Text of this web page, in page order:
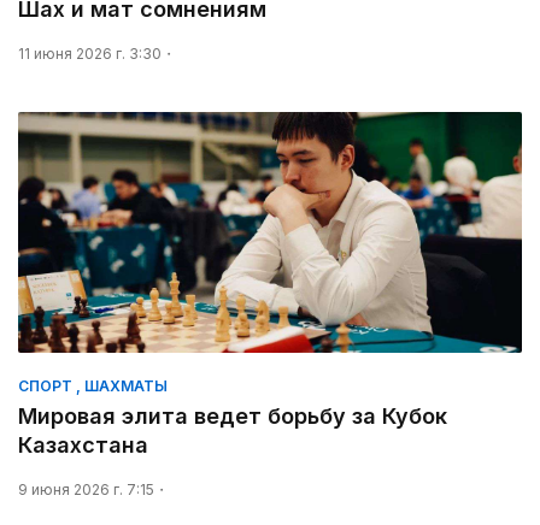
Шах и мат сомнениям
11 июня 2026 г. 3:30
СПОРТ , ШАХМАТЫ
Мировая элита ведет борьбу за Кубок
Казахстана
9 июня 2026 г. 7:15